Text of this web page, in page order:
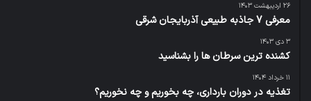
۲۶ اردیبهشت ۱۴۰۳
معرفی 7 جاذبه طبیعی آذربایجان شرقی
۳ دی ۱۴۰۳
کشنده ترین سرطان ها را بشناسید
۱۱ خرداد ۱۴۰۴
تغذیه در دوران بارداری، چه بخوریم و چه نخوریم؟